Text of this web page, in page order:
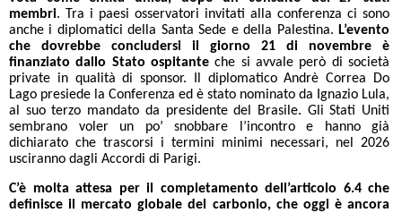
membri. Tra i paesi osservatori invitati alla conferenza ci sono
anche i diplomatici della Santa Sede e della Palestina. L’evento
che dovrebbe concludersi il giorno 21 di novembre è
finanziato dallo Stato ospitante che si avvale però di società
private in qualità di sponsor. Il diplomatico Andrè Correa Do
Lago presiede la Conferenza ed è stato nominato da Ignazio Lula,
al suo terzo mandato da presidente del Brasile. Gli Stati Uniti
sembrano voler un po’ snobbare l’incontro e hanno già
dichiarato che trascorsi i termini minimi necessari, nel 2026
usciranno dagli Accordi di Parigi.
C’è molta attesa per il completamento dell’articolo 6.4 che
definisce il mercato globale del carbonio, che oggi è ancora